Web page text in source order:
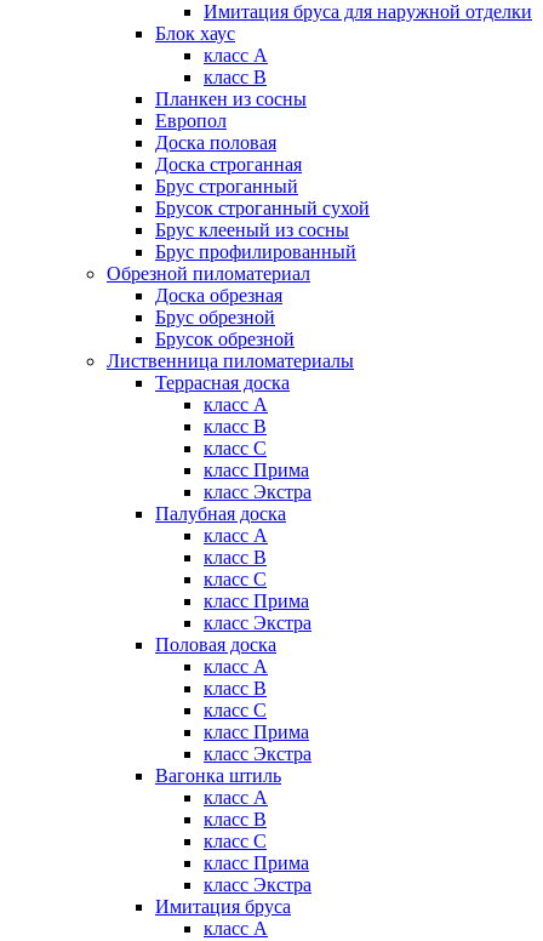
Имитация бруса для наружной отделки
Блок хаус
класс А
класс В
Планкен из сосны
Европол
Доска половая
Доска строганная
Брус строганный
Брусок строганный сухой
Брус клееный из сосны
Брус профилированный
Обрезной пиломатериал
Доска обрезная
Брус обрезной
Брусок обрезной
Лиственница пиломатериалы
Террасная доска
класс А
класс B
класс C
класс Прима
класс Экстра
Палубная доска
класс А
класс B
класс C
класс Прима
класс Экстра
Половая доска
класс А
класс B
класс C
класс Прима
класс Экстра
Вагонка штиль
класс А
класс B
класс C
класс Прима
класс Экстра
Имитация бруса
класс А